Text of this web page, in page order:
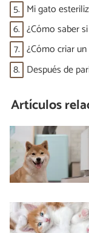
5. Mi gato
6. ¿Cómo saber
7. ¿Cómo criar
8. Después de
Artículos